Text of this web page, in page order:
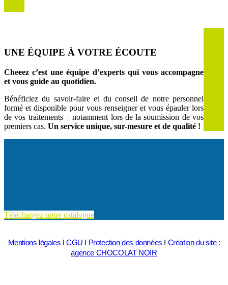
UNE ÉQUIPE À VOTRE ÉCOUTE
Cheeez c’est une équipe d’experts qui vous accompagne
et vous guide au quotidien.
Bénéficiez du savoir-faire et du conseil de notre personnel
formé et disponible pour vous renseigner et vous épauler lors
de vos traitements – notamment lors de la soumission de vos
premiers cas. Un service unique, sur-mesure et de qualité !
Téléchargez notre catalogue
Mentions légales I CGU I Protection des données I Création du site :
agence CHOCOLAT NOIR